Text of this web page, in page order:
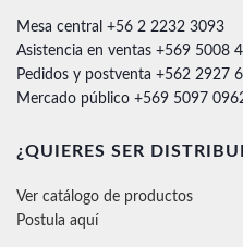
Mesa central +56 2 2232 3093
Asistencia en ventas +569 5008
Pedidos y postventa +562 2927
Mercado público +569 5097
¿QUIERES SER
Ver catálogo de productos
Postula aquí